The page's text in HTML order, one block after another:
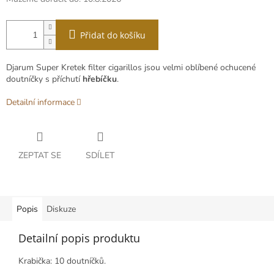
Přidat do košíku
Djarum Super Kretek filter cigarillos jsou velmi oblíbené ochucené
doutníčky s příchutí hřebíčku.
Detailní informace
ZEPTAT SE SDÍLET
Popis Diskuze
Detailní popis produktu
Krabička: 10 doutníčků.